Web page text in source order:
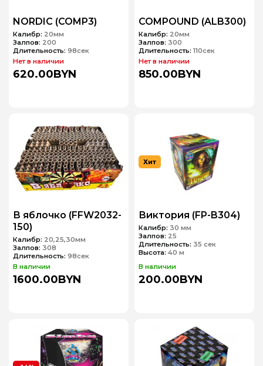
NORDIC (COMP3)
Калибр: 20мм
Залпов: 200
Длительность: 98сек
Нет в наличии
620.00BYN
COMPOUND (ALB300)
Калибр: 20мм
Залпов: 300
Длительность: 110сек
Нет в наличии
850.00BYN
В яблочко (FFW2032-
150)
Калибр: 20,25,30мм
Залпов: 308
Длительность: 98сек
В наличии
1600.00BYN
Хит
Виктория (FP-B304)
Калибр: 30 мм
Залпов: 25
Длительность: 35 сек
Высота: 40 м
В наличии
200.00BYN